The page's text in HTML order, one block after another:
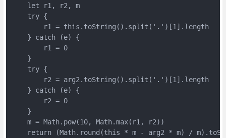
    let r1, r2, m
    try {
        r1 = this.toString().split('.')[1].length
    } catch (e) {
        r1 = 0
    }
    try {
        r2 = arg2.toString().split('.')[1].length
    } catch (e) {
        r2 = 0
    }
    m = Math.pow(10, Math.max(r1, r2))
return (Math.round(this * m - arg2 * m) /